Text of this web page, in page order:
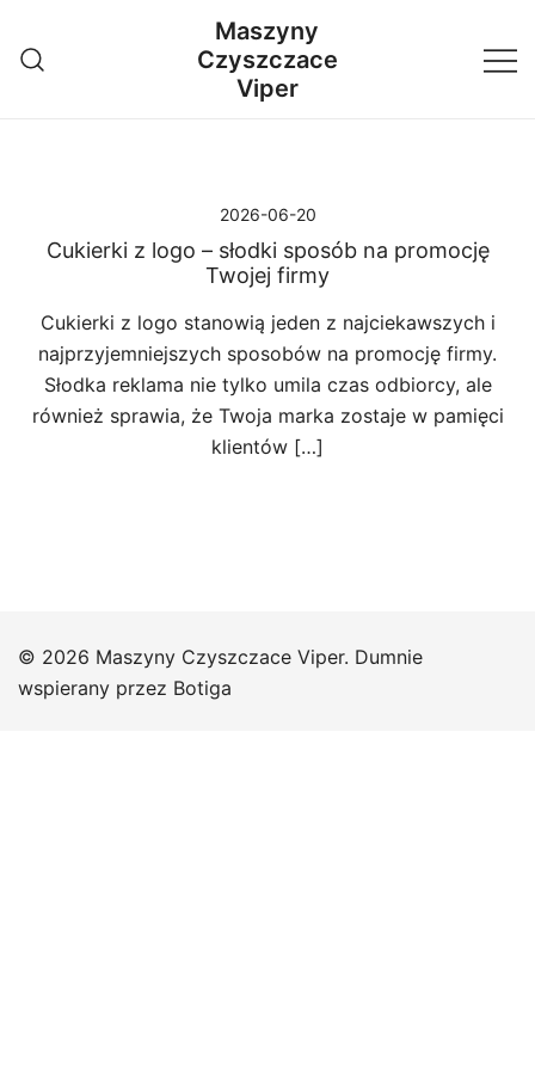
treści
Maszyny
Czyszczace
Viper
2026-06-20
Cukierki z logo – słodki sposób na promocję
Twojej firmy
Cukierki z logo stanowią jeden z najciekawszych i
najprzyjemniejszych sposobów na promocję firmy.
Słodka reklama nie tylko umila czas odbiorcy, ale
również sprawia, że Twoja marka zostaje w pamięci
klientów […]
© 2026 Maszyny Czyszczace Viper. Dumnie
wspierany przez Botiga